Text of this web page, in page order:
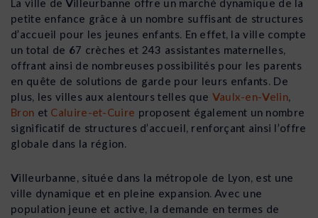
La ville de Villeurbanne offre un marché dynamique de la
petite enfance grâce à un nombre suffisant de structures
d’accueil pour les jeunes enfants. En effet, la ville compte
un total de 67 crèches et 243 assistantes maternelles,
offrant ainsi de nombreuses possibilités pour les parents
en quête de solutions de garde pour leurs enfants. De
plus, les villes aux alentours telles que Vaulx-en-Velin,
Bron et Caluire-et-Cuire proposent également un nombre
significatif de structures d’accueil, renforçant ainsi l’offre
globale dans la région.
Villeurbanne, située dans la métropole de Lyon, est une
ville dynamique et en pleine expansion. Avec une
population jeune et active, la demande en termes de